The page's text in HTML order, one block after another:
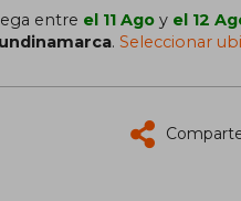
entre el 11 Ago y el 12
. Seleccionar